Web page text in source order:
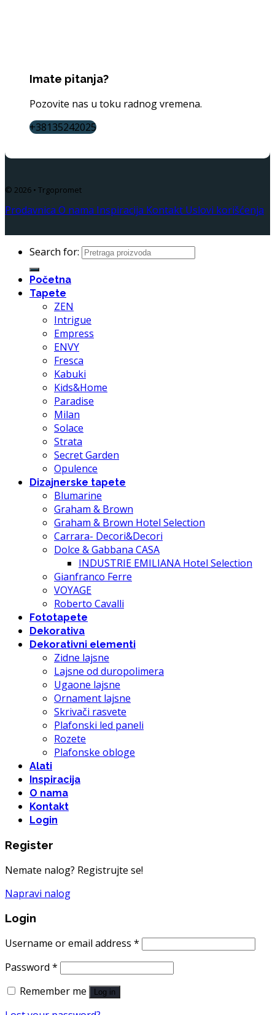
Imate pitanja?
Pozovite nas u toku radnog vremena.
+38135242025
© 2026 • Trgopromet
Prodavnica O nama Inspiracija Kontakt Uslovi korišćenja
Search for:
Početna
Tapete
ZEN
Intrigue
Empress
ENVY
Fresca
Kabuki
Kids&Home
Paradise
Milan
Solace
Strata
Secret Garden
Opulence
Dizajnerske tapete
Blumarine
Graham & Brown
Graham & Brown Hotel Selection
Carrara- Decori&Decori
Dolce & Gabbana CASA
INDUSTRIE EMILIANA Hotel Selection
Gianfranco Ferre
VOYAGE
Roberto Cavalli
Fototapete
Dekorativa
Dekorativni elementi
Zidne lajsne
Lajsne od duropolimera
Ugaone lajsne
Ornament lajsne
Skrivači rasvete
Plafonski led paneli
Rozete
Plafonske obloge
Alati
Inspiracija
O nama
Kontakt
Login
Register
Nemate nalog? Registrujte se!
Napravi nalog
Login
Username or email address *
Password *
Remember me
Log in